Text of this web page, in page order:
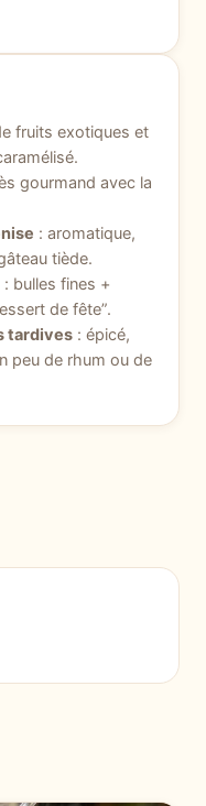
fruits exotiques et
gourmand avec la
: aromatique,
tiède.
: bulles fines +
de fête”.
tardives : épicé,
peu de rhum ou de